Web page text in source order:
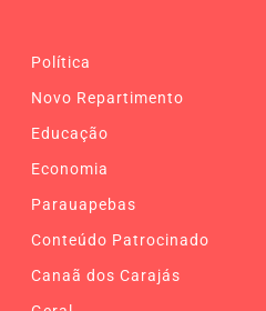
Política
Novo Repartimento
Educação
Economia
Parauapebas
Conteúdo Patrocinado
Canaã dos Carajás